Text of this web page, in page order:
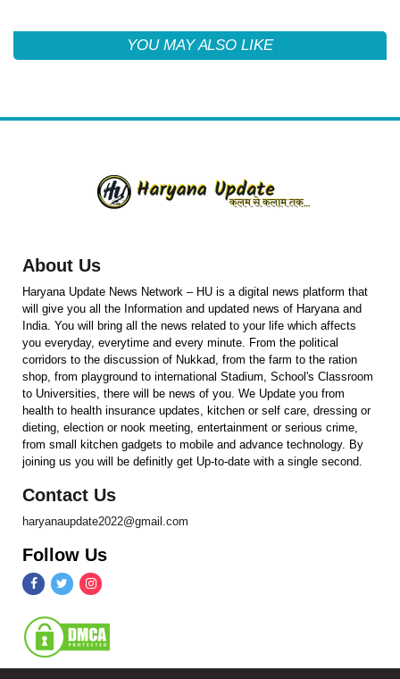
YOU MAY ALSO LIKE
About Us
Haryana Update News Network – HU is a digital news platform that
will give you all the Information and updated news of Haryana and
India. You will bring all the news related to your life which affects
you everyday, everytime and every minute. From the political
corridors to the discussion of Nukkad, from the farm to the ration
shop, from playground to international Stadium, School's Classroom
to Universities, there will be news of you. We Update you from
health to health insurance updates, kitchen or self care, dressing or
dieting, election or nook meeting, entertainment or serious crime,
from small kitchen gadgets to mobile and advance technology. By
joining us you will be definitly get Up-to-date with a single second.
Contact Us
haryanaupdate2022@gmail.com
Follow Us